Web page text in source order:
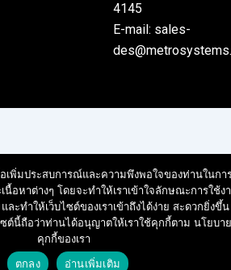
4145
E-mail: sales-
เพิ่มประสบการณ์และความพึงพอใจของท่านในกา
นื้อหาต่างๆ โดยจะทำให้เราเข้าใจลักษณะการใช้ง
ละทำให้เว็บไซต์ของเราเข้าถึงได้ง่าย สะดวกยิ่งขึ้น
ซต์นี้ถือว่าท่านได้อนุญาตให้เราใช้คุกกี้ตาม นโยบาย
คุกกี้ของเรา
ตกลง
อ่านเพิ่มเติม
สอบถามราคา และ บริการ